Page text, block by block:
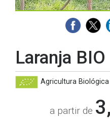
Laranja BIO
Agricultura Biológica|
a partir de